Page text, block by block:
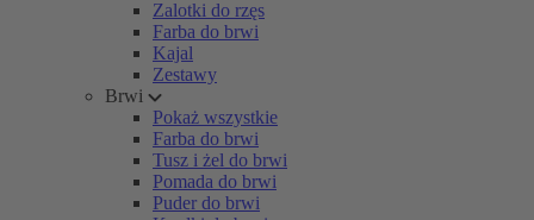
Zalotki do rzęs
Farba do brwi
Kajal
Zestawy
Brwi
Pokaż wszystkie
Farba do brwi
Tusz i żel do brwi
Pomada do brwi
Puder do brwi